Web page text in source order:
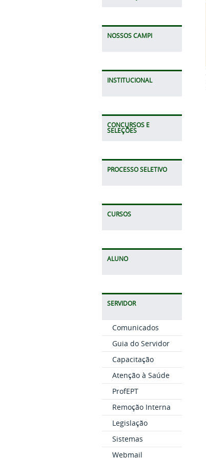
NOSSOS CAMPI
INSTITUCIONAL
CONCURSOS E
SELEÇÕES
PROCESSO SELETIVO
CURSOS
ALUNO
SERVIDOR
Comunicados
Guia do Servidor
Capacitação
Atenção à Saúde
ProfEPT
Remoção Interna
Legislação
Sistemas
Webmail